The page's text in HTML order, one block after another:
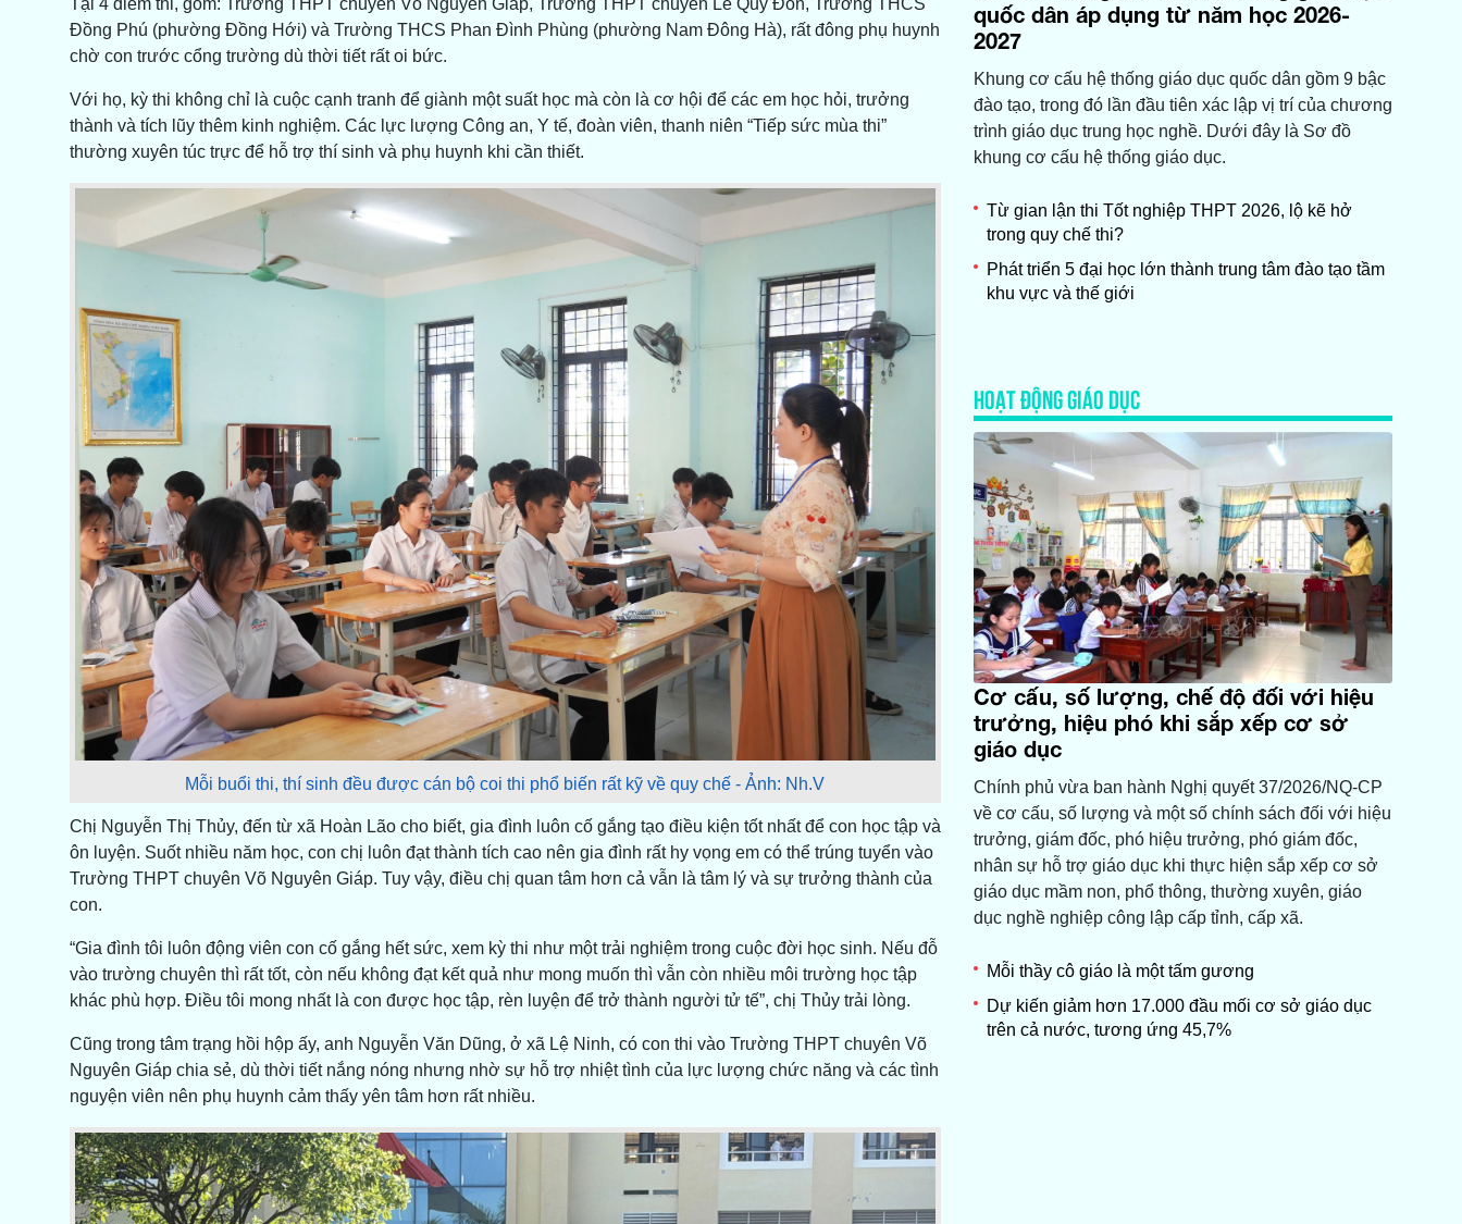
Tại 4 điểm thi, gồm: Trường THPT chuyên Võ Nguyên Giáp, Trường THPT chuyên Lê Quý Đôn, Trường THCS
Đồng Phú (phường Đồng Hới) và Trường THCS Phan Đình Phùng (phường Nam Đông Hà), rất đông phụ huynh
chờ con trước cổng trường dù thời tiết rất oi bức.
Với họ, kỳ thi không chỉ là cuộc cạnh tranh để giành một suất học mà còn là cơ hội để các em học hỏi, trưởng
thành và tích lũy thêm kinh nghiệm. Các lực lượng Công an, Y tế, đoàn viên, thanh niên “Tiếp sức mùa thi”
thường xuyên túc trực để hỗ trợ thí sinh và phụ huynh khi cần thiết.
Mỗi buổi thi, thí sinh đều được cán bộ coi thi phổ biến rất kỹ về quy chế - Ảnh: Nh.V
Chị Nguyễn Thị Thủy, đến từ xã Hoàn Lão cho biết, gia đình luôn cố gắng tạo điều kiện tốt nhất để con học tập và
ôn luyện. Suốt nhiều năm học, con chị luôn đạt thành tích cao nên gia đình rất hy vọng em có thể trúng tuyển vào
Trường THPT chuyên Võ Nguyên Giáp. Tuy vậy, điều chị quan tâm hơn cả vẫn là tâm lý và sự trưởng thành của
con.
“Gia đình tôi luôn động viên con cố gắng hết sức, xem kỳ thi như một trải nghiệm trong cuộc đời học sinh. Nếu đỗ
vào trường chuyên thì rất tốt, còn nếu không đạt kết quả như mong muốn thì vẫn còn nhiều môi trường học tập
khác phù hợp. Điều tôi mong nhất là con được học tập, rèn luyện để trở thành người tử tế”, chị Thủy trải lòng.
Cũng trong tâm trạng hồi hộp ấy, anh Nguyễn Văn Dũng, ở xã Lệ Ninh, có con thi vào Trường THPT chuyên Võ
Nguyên Giáp chia sẻ, dù thời tiết nắng nóng nhưng nhờ sự hỗ trợ nhiệt tình của lực lượng chức năng và các tình
nguyện viên nên phụ huynh cảm thấy yên tâm hơn rất nhiều.
quốc dân áp dụng từ năm học 2026-
2027
Khung cơ cấu hệ thống giáo dục quốc dân gồm 9 bậc
đào tạo, trong đó lần đầu tiên xác lập vị trí của chương
trình giáo dục trung học nghề. Dưới đây là Sơ đồ
khung cơ cấu hệ thống giáo dục.
Từ gian lận thi Tốt nghiệp THPT 2026, lộ kẽ hở
trong quy chế thi?
Phát triển 5 đại học lớn thành trung tâm đào tạo tầm
khu vực và thế giới
HOẠT ĐỘNG GIÁO DỤC
Cơ cấu, số lượng, chế độ đối với hiệu
trưởng, hiệu phó khi sắp xếp cơ sở
giáo dục
Chính phủ vừa ban hành Nghị quyết 37/2026/NQ-CP
về cơ cấu, số lượng và một số chính sách đối với hiệu
trưởng, giám đốc, phó hiệu trưởng, phó giám đốc,
nhân sự hỗ trợ giáo dục khi thực hiện sắp xếp cơ sở
giáo dục mầm non, phổ thông, thường xuyên, giáo
dục nghề nghiệp công lập cấp tỉnh, cấp xã.
Mỗi thầy cô giáo là một tấm gương
Dự kiến giảm hơn 17.000 đầu mối cơ sở giáo dục
trên cả nước, tương ứng 45,7%